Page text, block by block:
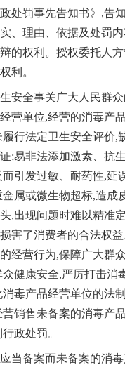
处罚事先告知书》,告
、理由、依据及处罚
的权利。授权委托人
利。
安全事关广大人民群
营单位,经营的消毒产
行法定卫生安全评价,
;易非法添加激素、抗
引发过敏、耐药性,延
属或微生物超标,造成
,出现问题时难以精准
害了消费者的合法权
经营行为,保障广大群
健康安全,严厉打击消
毒产品经营单位的法
销售未备案的消毒产
政处罚。
当备案而未备案的消